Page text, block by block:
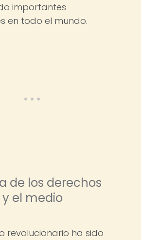
importantes
en todo el mundo.
de los derechos
el medio
revolucionario ha sido